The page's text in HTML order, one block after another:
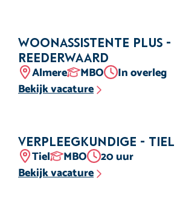
Woonassistente Plus -
Reederwaard
Locatie
AlmereOpleidingsniveau
MBOAantal uur
In overleg
Bekijk vacature
Verpleegkundige - Tiel
Locatie
TielOpleidingsniveau
MBOAantal uur
20 uur
Bekijk vacature